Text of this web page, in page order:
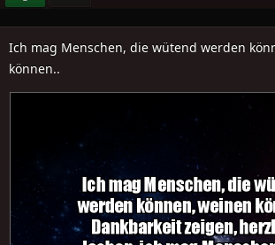
Ich mag Menschen, die wütend werden
können..